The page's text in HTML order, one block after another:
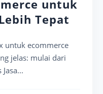
untuk
Tepat
untuk ecommerce
jelas: mulai dari